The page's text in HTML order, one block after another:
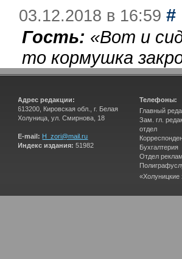
03.12.2018 в 16:59 #
Гость: «Вот и
то кормушка
Адрес редакции:
613200, Кировская обл., г. Белая
Холуница, ул. Смирнова, 18
E-mail: H_zori@mail.ru
Индекс издания: 51982
Телефоны:
Главный
Зам. гл.
отдел
Бухгалтерия
Отдел